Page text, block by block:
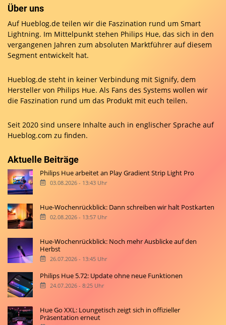
Über uns
Auf Hueblog.de teilen wir die Faszination rund um Smart
Lightning. Im Mittelpunkt stehen Philips Hue, das sich in den
vergangenen Jahren zum absoluten Marktführer auf diesem
Segment entwickelt hat.
Hueblog.de steht in keiner Verbindung mit Signify, dem
Hersteller von Philips Hue. Als Fans des Systems wollen wir
die Faszination rund um das Produkt mit euch teilen.
Seit 2020 sind unsere Inhalte auch in englischer Sprache auf
Hueblog.com zu finden.
Aktuelle Beiträge
Philips Hue arbeitet an Play Gradient Strip Light Pro
03.08.2026 - 13:43 Uhr
Hue-Wochenrückblick: Dann schreiben wir halt Postkarten
02.08.2026 - 13:57 Uhr
Hue-Wochenrückblick: Noch mehr Ausblicke auf den
Herbst
26.07.2026 - 13:45 Uhr
Philips Hue 5.72: Update ohne neue Funktionen
24.07.2026 - 8:25 Uhr
Hue Go XXL: Loungetisch zeigt sich in offizieller
Präsentation erneut